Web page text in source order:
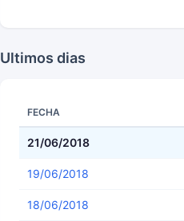
Ultimos dias
FECHA
21/06/2018
19/06/2018
18/06/2018